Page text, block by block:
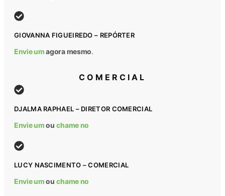
GIOVANNA FIGUEIREDO – REPÓRTER
Envie umagora mesmo.
COMERCIAL
DJALMA RAPHAEL – DIRETOR COMERCIAL
Envie umou chame no
LUCY NASCIMENTO – COMERCIAL
Envie umou chame no